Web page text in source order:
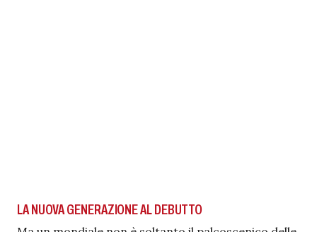
LA NUOVA GENERAZIONE AL DEBUTTO